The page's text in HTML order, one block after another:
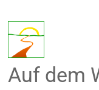
Inhalt
springen
Auf dem